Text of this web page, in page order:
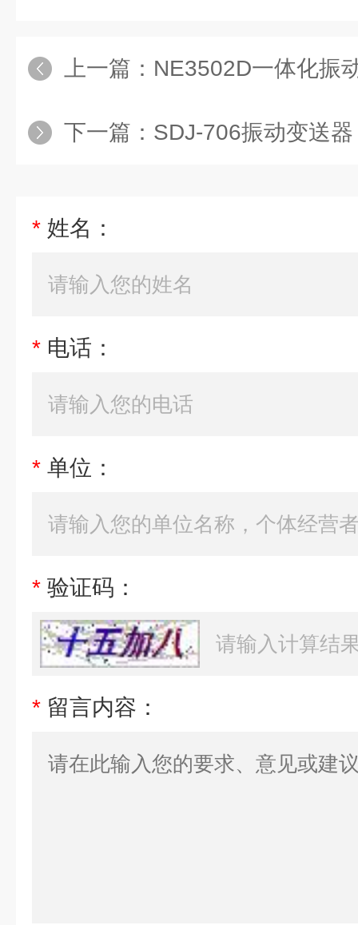
上一篇： NE3502D一体化振
下一篇： SDJ-706振动变送器
* 姓名：
* 电话：
* 单位：
* 验证码：
* 留言内容：